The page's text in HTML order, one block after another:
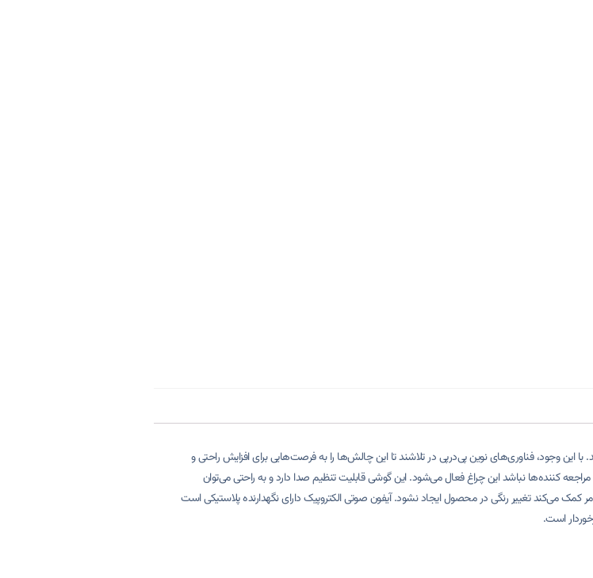
وجود، فناوری‌های نوین پی‌درپی در تلاشند تا این چالش‌ها را به فرصت‌هایی برای افزایش راحتی و
کننده‌ها نباشد این چراغ فعال می‌شود.این گوشی قابلیت تنظیم صدا دارد و به راحتی می‌توان
آیفون صوتی الکتروپیک دارای نگهدارنده پلاستیکی است
است.